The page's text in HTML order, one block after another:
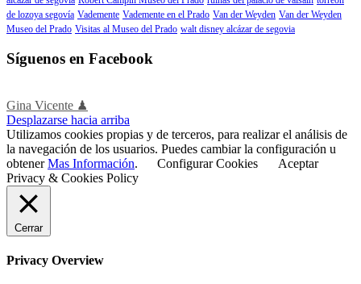
de lozoya segovía Vademente Vademente en el Prado Van der Weyden Van der Weyden
Museo del Prado Visitas al Museo del Prado walt disney alcázar de segovia
Síguenos en Facebook
Gina Vicente ♟
Desplazarse hacia arriba
Utilizamos cookies propias y de terceros, para realizar el análisis de
la navegación de los usuarios. Puedes cambiar la configuración u
obtenerMas Información. Configurar Cookies
Aceptar
Privacy & Cookies Policy
Cerrar
Privacy Overview